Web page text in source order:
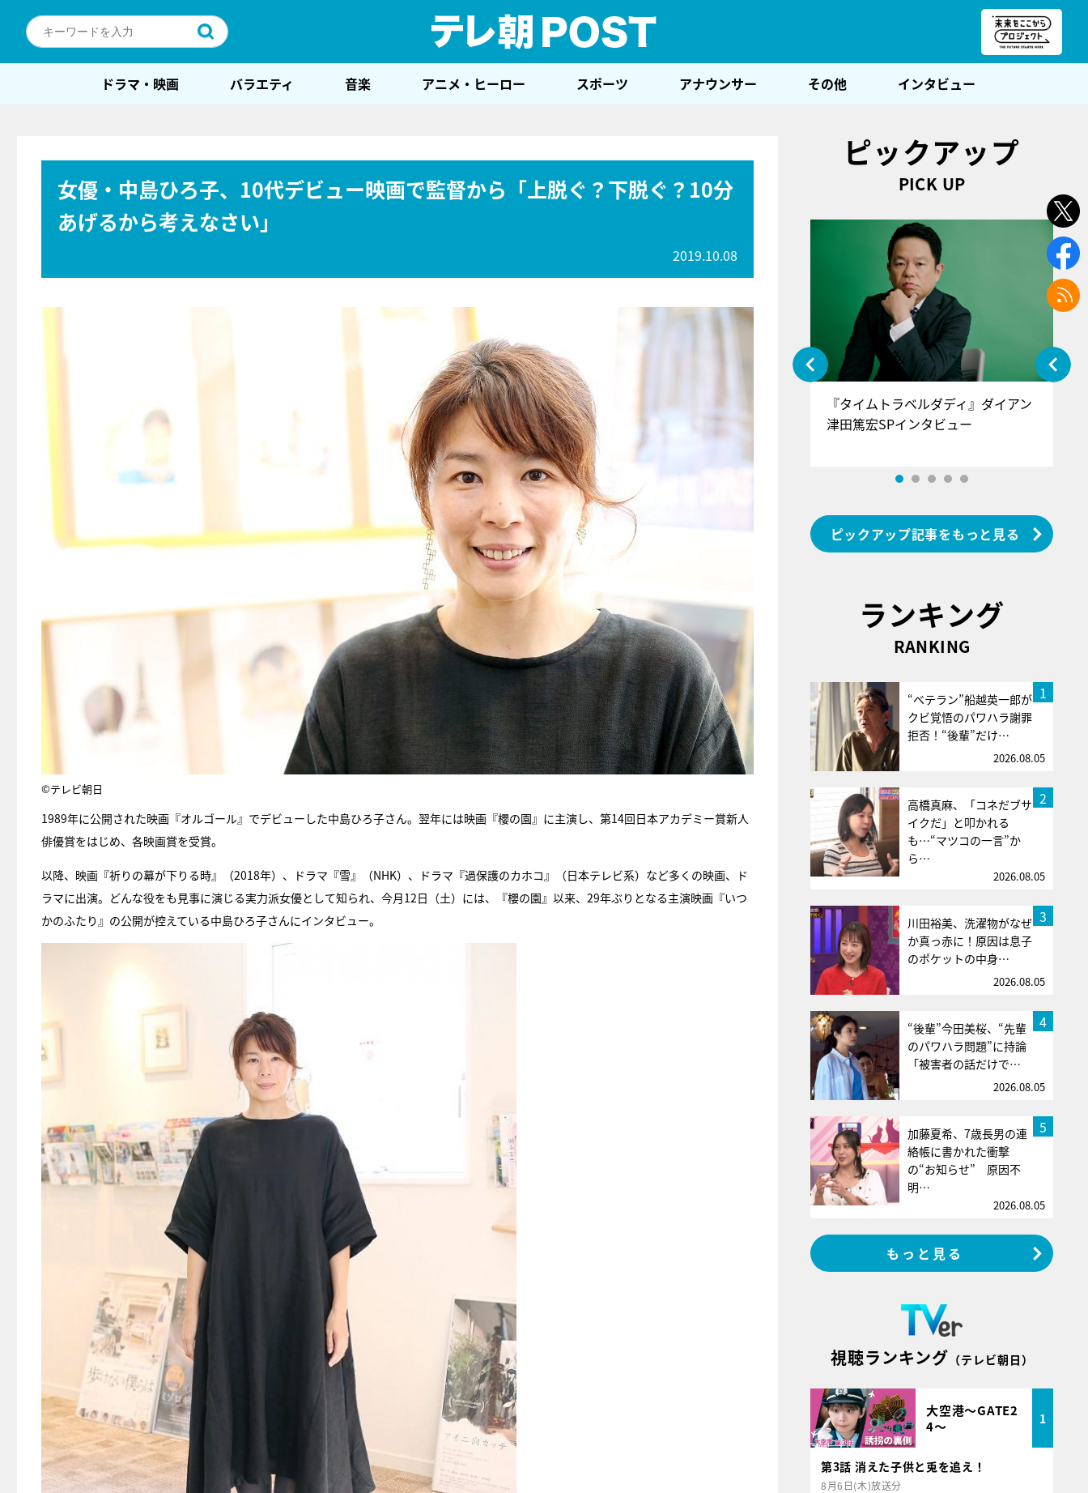
ドラマ・映画 バラエティ 音楽 アニメ・ヒーロー スポーツ アナウンサー その他 インタビュー
女優・中島ひろ子、10代デビュー映画で監督から「上脱ぐ？下脱ぐ？10分
あげるから考えなさい」
2019.10.08
©テレビ朝日
1989年に公開された映画『オルゴール』でデビューした中島ひろ子さん。翌年には映画『櫻の園』に主演し、第14回日本アカデミー賞新人
俳優賞をはじめ、各映画賞を受賞。
以降、映画『祈りの幕が下りる時』（2018年）、ドラマ『雪』（NHK）、ドラマ『過保護のカホコ』（日本テレビ系）など多くの映画、ド
ラマに出演。どんな役をも見事に演じる実力派女優として知られ、今月12日（土）には、『櫻の園』以来、29年ぶりとなる主演映画『いつ
かのふたり』の公開が控えている中島ひろ子さんにインタビュー。
ピックアップ
PICK UP
『アイ＝ラブ！げーみんぐ』＝LOV
E齋藤樹愛羅＆佐々木舞香SPインタ
ビュー
『タイムトラベルダディ』ダイアン
津田篤宏SPインタビュー
ピックアップ記事をもっと見る
ランキング
RANKING
1
“ベテラン”船越英一郎が
クビ覚悟のパワハラ謝罪
拒否！“後輩”だけ…
2026.08.05
2
高橋真麻、「コネだブサ
イクだ」と叩かれる
も…“マツコの一言”か
ら…
2026.08.05
3
川田裕美、洗濯物がなぜ
か真っ赤に！原因は息子
のポケットの中身…
2026.08.05
4
“後輩”今田美桜、“先輩
のパワハラ問題”に持論
「被害者の話だけで…
2026.08.05
5
加藤夏希、7歳長男の連
絡帳に書かれた衝撃
の“お知らせ” 原因不
明…
2026.08.05
もっと見る
視聴ランキング （テレビ朝日）
大空港～GATE2
4～
1
第3話 消えた子供と兎を追え！
8月6日(木)放送分